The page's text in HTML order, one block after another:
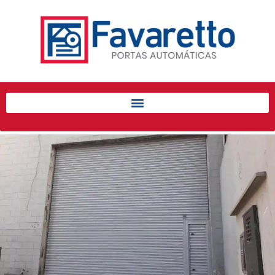
Início
Produtos
Porta de Enrolar Automática
Automatizadores
Acessórios Para Portas de
Enrolar
Pintura eletrostática
Portfólio
Contato